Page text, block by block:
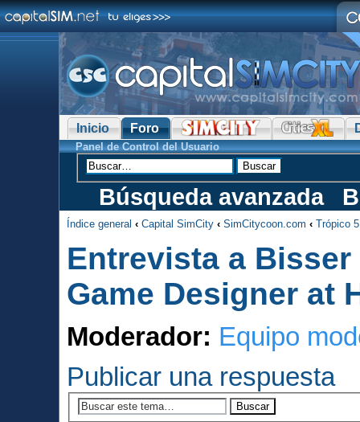
Inicio Foro
Panel de Control del Usuario
Búsqueda avanzada
Índice general ‹ Capital SimCity ‹ SimCitycoon.com ‹ Trópico 5
Entrevista a
Game Designer at
Moderador: Equipo
Publicar una respuesta